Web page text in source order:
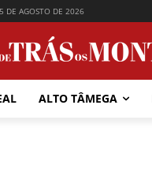
DE AGOSTO DE 2026
ALTO TÂMEGA